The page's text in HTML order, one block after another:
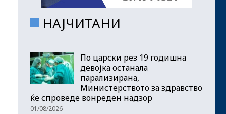
НАЈЧИТАНИ
По царски рез 19 годишна
девојка останала
парализирана,
Министерството за здравство
ќе спроведе вонреден надзор
01/08/2026